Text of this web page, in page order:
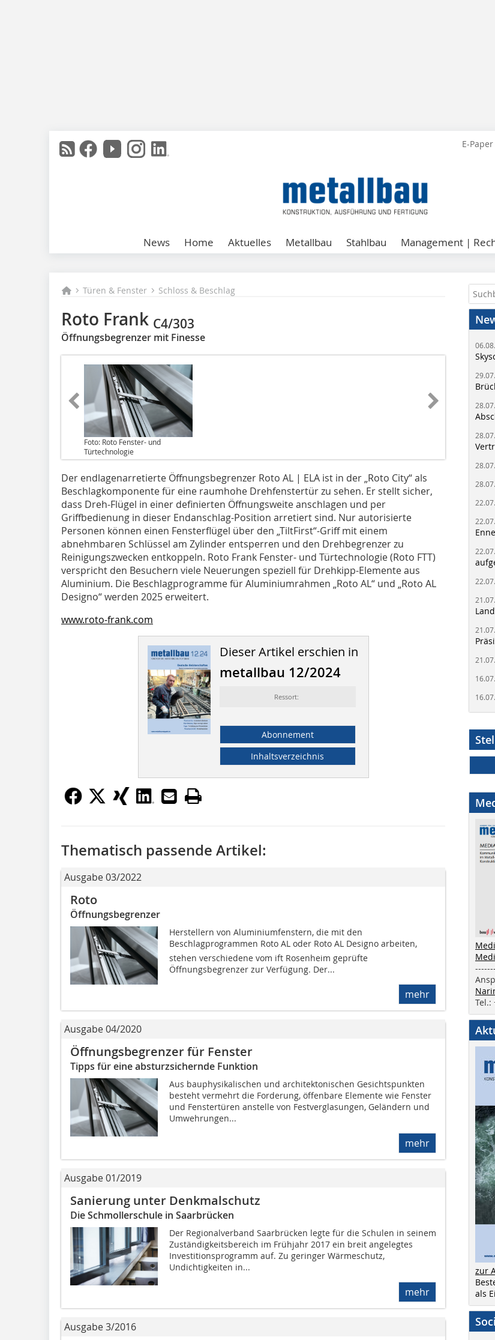
E-
News Home Aktuelles Metallbau Stahlbau Management |
Türen & Fenster Schloss & Beschlag
Roto Frank C4/303
Öffnungsbegrenzer mit Finesse
Foto: Roto Fenster- und
Türtechnologie
Der endlagenarretierte Öffnungsbegrenzer Roto AL | ELA ist in der „Roto City“ als
Beschlagkomponente für eine raumhohe Drehfenstertür zu sehen. Er stellt sicher,
dass Dreh-Flügel in einer definierten Öffnungsweite anschlagen und per
Griffbedienung in dieser Endanschlag-Position arretiert sind. Nur autorisierte
Personen können einen Fensterflügel über den „TiltFirst“-Griff mit einem
abnehmbaren Schlüssel am Zylinder entsperren und den Drehbegrenzer zu
Reinigungszwecken entkoppeln. Roto Frank Fenster- und Türtechnologie (Roto FTT)
verspricht den Besuchern viele Neuerungen speziell für Drehkipp-Elemente aus
Aluminium. Die Beschlagprogramme für Aluminiumrahmen „Roto AL“ und „Roto AL
Designo“ werden 2025 erweitert.
www.roto-frank.com
Dieser Artikel erschien in
metallbau 12/2024
Ressort:
Abonnement
Inhaltsverzeichnis
Thematisch passende Artikel:
Ausgabe 03/2022
Roto
Öffnungsbegrenzer
Herstellern von Aluminiumfenstern, die mit den
Beschlagprogrammen Roto AL oder Roto AL Designo arbeiten,
stehen verschiedene vom ift Rosenheim geprüfte
Öffnungsbegrenzer zur Verfügung. Der...
mehr
Ausgabe 04/2020
Öffnungsbegrenzer für Fenster
Tipps für eine absturzsichernde Funktion
Aus bauphysikalischen und architektonischen Gesichtspunkten
besteht vermehrt die Forderung, öffenbare Elemente wie Fenster
und Fenstertüren anstelle von Festverglasungen, Geländern und
Umwehrungen...
mehr
Ausgabe 01/2019
Sanierung unter Denkmalschutz
Die Schmollerschule in Saarbrücken
Der Regionalverband Saarbrücken legte für die Schulen in seinem
Zuständigkeitsbereich im Frühjahr 2017 ein breit angelegtes
Investitionsprogramm auf. Zu geringer Wärmeschutz,
Undichtigkeiten in...
mehr
Ausgabe 3/2016
Tel.:
zur
als